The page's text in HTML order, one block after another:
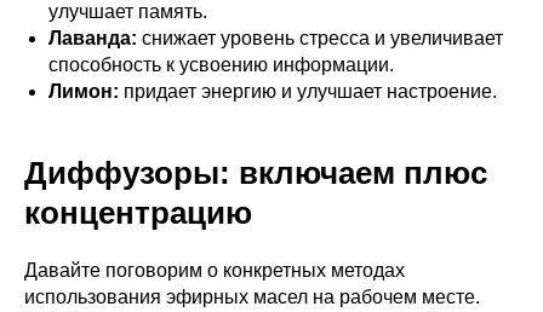
улучшает память.
Лаванда: снижает уровень стресса и увеличивает
способность к усвоению информации.
Лимон: придает энергию и улучшает настроение.
Диффузоры: включаем плюс
концентрацию
Давайте поговорим о конкретных методах
использования эфирных масел на рабочем месте.